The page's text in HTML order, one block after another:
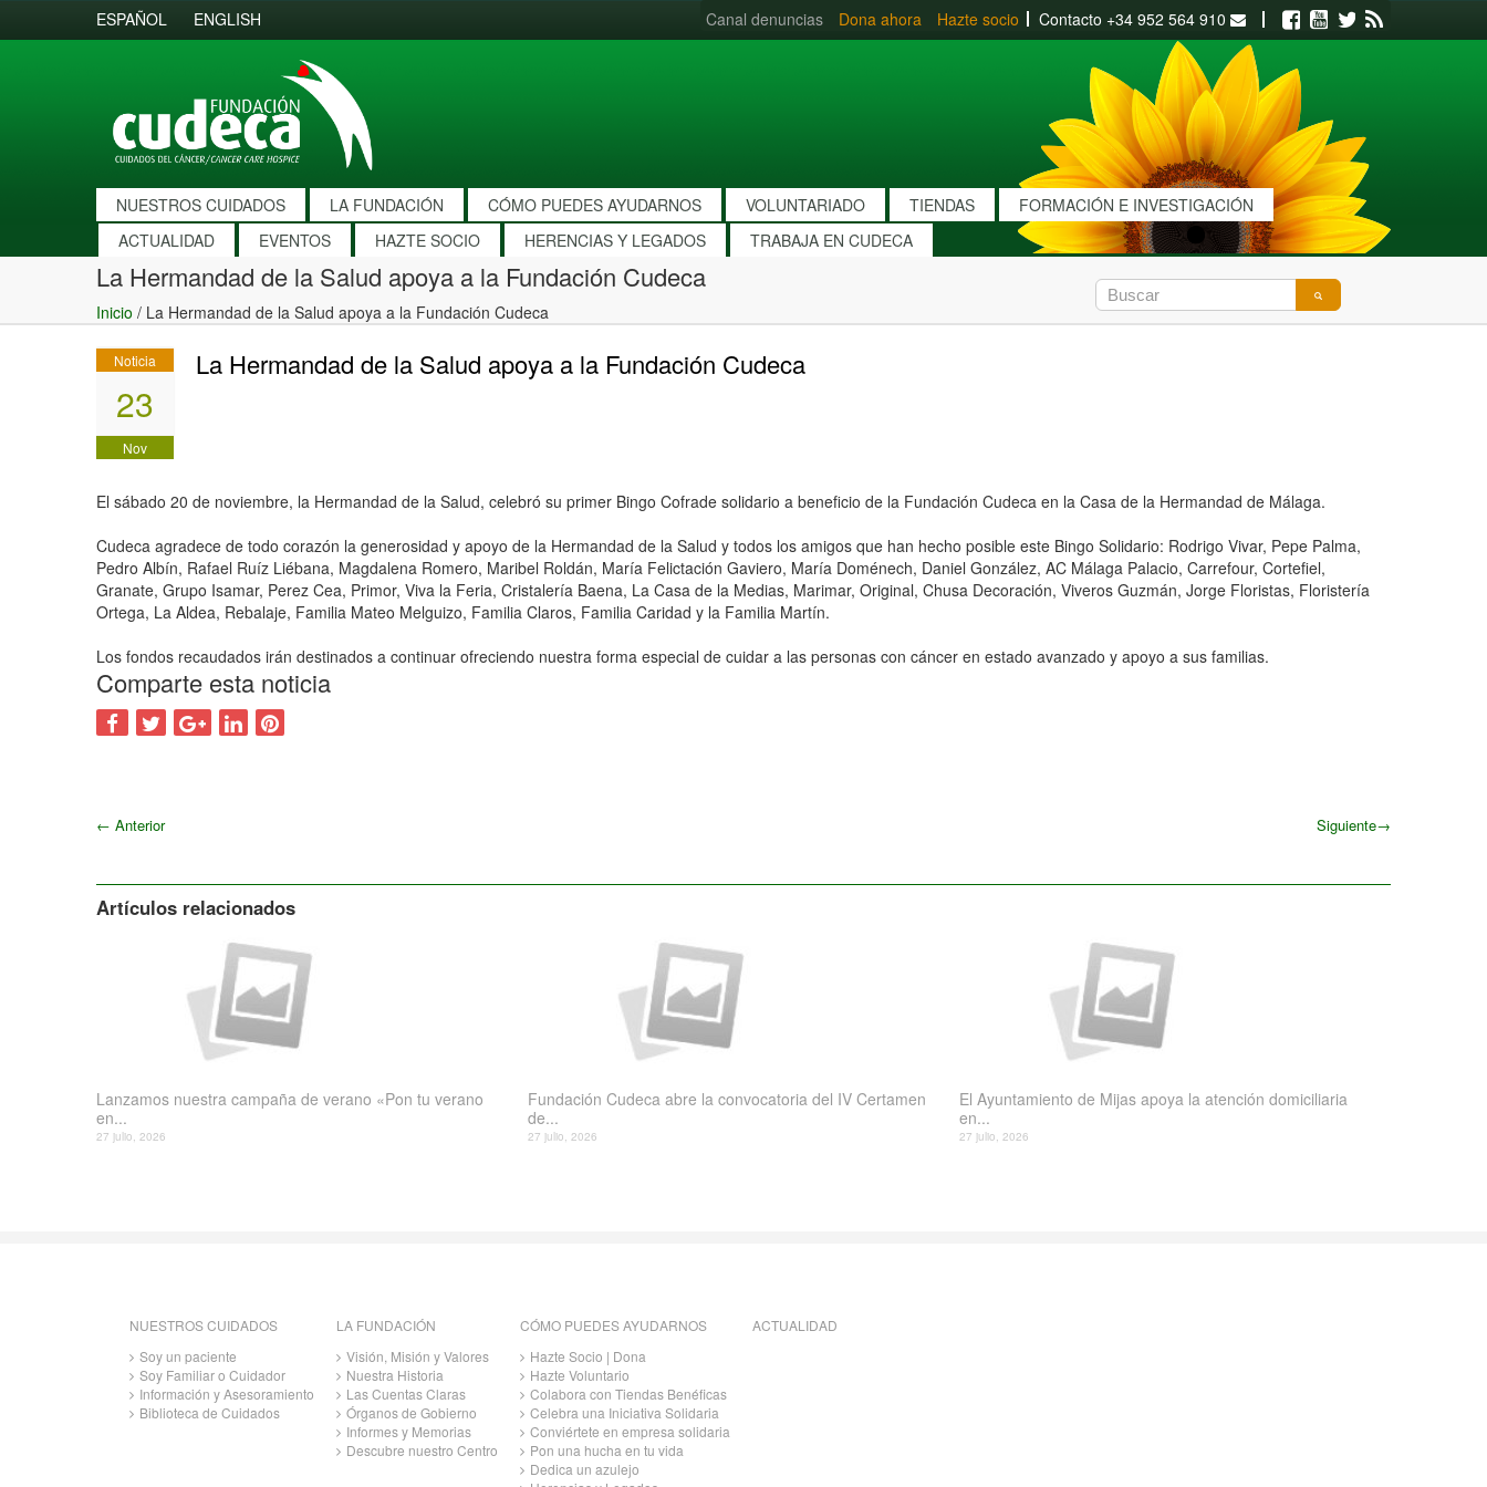
ESPAÑOL ENGLISH Canal denuncias Dona ahora Hazte socio Contacto +34 952 564 910 Facebook
Youtube
Twitter
NUESTROS CUIDADOS LA FUNDACIÓN CÓMO PUEDES AYUDARNOS VOLUNTARIADO TIENDAS
FORMACIÓN E INVESTIGACIÓN
ACTUALIDAD
EVENTOS HAZTE SOCIO HERENCIAS Y LEGADOS TRABAJA EN CUDECA
La Hermandad de la Salud apoya a la Fundación Cudeca
Inicio / La Hermandad de la Salud apoya a la Fundación Cudeca
Noticia
23
Nov
La Hermandad de la Salud apoya a la Fundación Cudeca
El sábado 20 de noviembre, la Hermandad de la Salud, celebró su primer Bingo Cofrade solidario a beneficio de la Fundación Cudeca en la Casa de la Hermandad de Málaga.
Cudeca agradece de todo corazón la generosidad y apoyo de la Hermandad de la Salud y todos los amigos que han hecho posible este Bingo Solidario: Rodrigo Vivar, Pepe Palma,
Pedro Albín, Rafael Ruíz Liébana, Magdalena Romero, Maribel Roldán, María Felictación Gaviero, María Doménech, Daniel González, AC Málaga Palacio, Carrefour, Cortefiel,
Granate, Grupo Isamar, Perez Cea, Primor, Viva la Feria, Cristalería Baena, La Casa de la Medias, Marimar, Original, Chusa Decoración, Viveros Guzmán, Jorge Floristas, Floristería
Ortega, La Aldea, Rebalaje, Familia Mateo Melguizo, Familia Claros, Familia Caridad y la Familia Martín.
Los fondos recaudados irán destinados a continuar ofreciendo nuestra forma especial de cuidar a las personas con cáncer en estado avanzado y apoyo a sus familias.
Comparte esta noticia
← Anterior Siguiente→
Artículos relacionados
Lanzamos nuestra campaña de verano «Pon tu verano
en...
27 julio, 2026
Fundación Cudeca abre la convocatoria del IV Certamen
de...
27 julio, 2026
El Ayuntamiento de Mijas apoya la atención domiciliaria
en...
27 julio, 2026
NUESTROS CUIDADOS
Soy un paciente
Soy Familiar o Cuidador
Información y Asesoramiento
Biblioteca de Cuidados
LA FUNDACIÓN
Visión, Misión y Valores
Nuestra Historia
Las Cuentas Claras
Órganos de Gobierno
Informes y Memorias
Descubre nuestro Centro
CÓMO PUEDES AYUDARNOS
Hazte Socio | Dona
Hazte Voluntario
Colabora con Tiendas Benéficas
Celebra una Iniciativa Solidaria
Conviértete en empresa solidaria
Pon una hucha en tu vida
Dedica un azulejo
ACTUALIDAD